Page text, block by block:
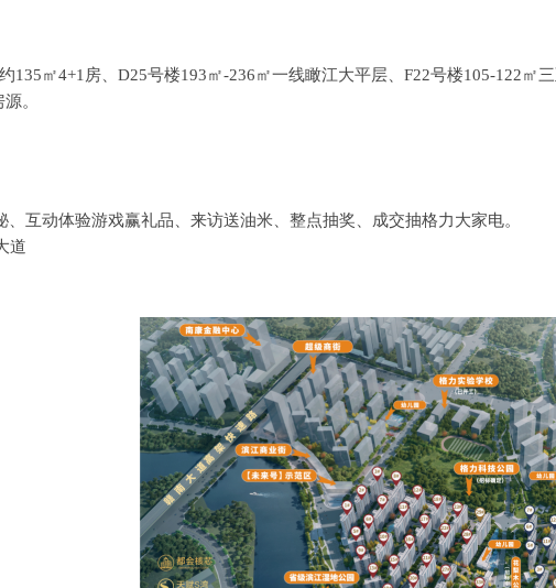
135㎡4+1房、D25号楼193㎡-236㎡一线瞰江大平层、F22号楼105-122
。
、互动体验游戏赢礼品、来访送油米、整点抽奖、成交抽格力大家电。
道